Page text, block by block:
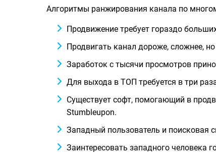
Алгоритмы ранжирования канала по
Продвижение требует гораздо
Продвигать канал дороже, сложнее,
Заработок с тысячи просмотров
Для выхода в ТОП требуется в три
Существует софт, помогающий в
Stumbleupon.
Западный пользователь и поисковая
Заинтересовать западного человека